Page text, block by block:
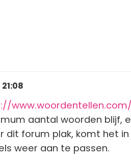
www.woordentellen.com/
aantal woorden blijf,
dit forum plak, komt het
weer aan te passen.